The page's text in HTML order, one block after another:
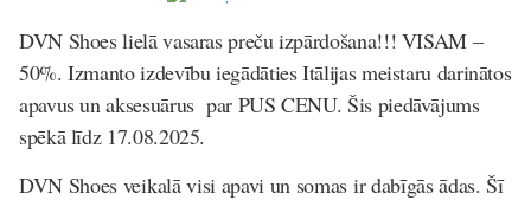
DVN Shoes lielā vasaras preču izpārdošana!!! VISAM –
50%. Izmanto izdevību iegādāties Itālijas meistaru darinātos
apavus un aksesuārus par PUS CENU. Šis piedāvājums
spēkā līdz 17.08.2025.
DVN Shoes veikalā visi apavi un somas ir dabīgās ādas. Šī